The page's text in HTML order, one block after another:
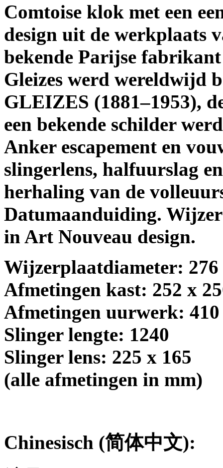
Comtoise klok met een
design uit de werkplaats
bekende Parijse
Gleizes werd wereldwijd
GLEIZES (1881–1953),
een bekende schilder
Anker escapement en
slingerlens, halfuurslag
herhaling van de
Datumaanduiding.
in Art Nouveau design.
Wijzerplaatdiameter: 276
Afmetingen kast: 252 x
Afmetingen uurwerk:
Slinger lengte: 1240
Slinger lens: 225 x 165
(alle afmetingen in mm)
Chinesisch (简体中文):